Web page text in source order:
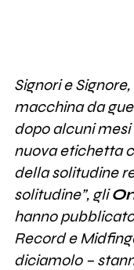
Signori e
macchina da
dopo alcuni
nuova etichetta
della solitudine
solitudine”, gli
hanno pubblicato
Record e
diciamolo –